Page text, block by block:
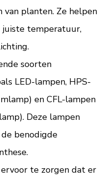
van planten. Ze helpen
juiste temperatuur,
soorten
LED-lampen, HPS-
en CFL-lampen
Deze lampen
benodigde
te zorgen dat er